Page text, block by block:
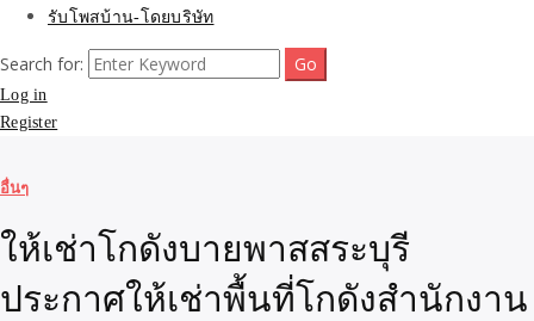
รับโพสบ้าน-โดยบริษัท
Search for:
Log in
Register
อื่นๆ
ให้เช่าโกดังบายพาสสระบุรี
ประกาศให้เช่าพื้นที่โกดังสำนักงาน